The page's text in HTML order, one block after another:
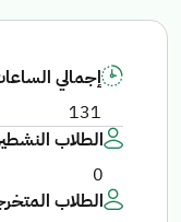
إجمالي
131
الطلاب
0
الطلاب